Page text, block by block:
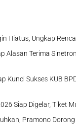
Hiatus, Ungkap
Alasan Terima
Kunci Sukses KUB
Siap Digelar, Tiket
Pramono